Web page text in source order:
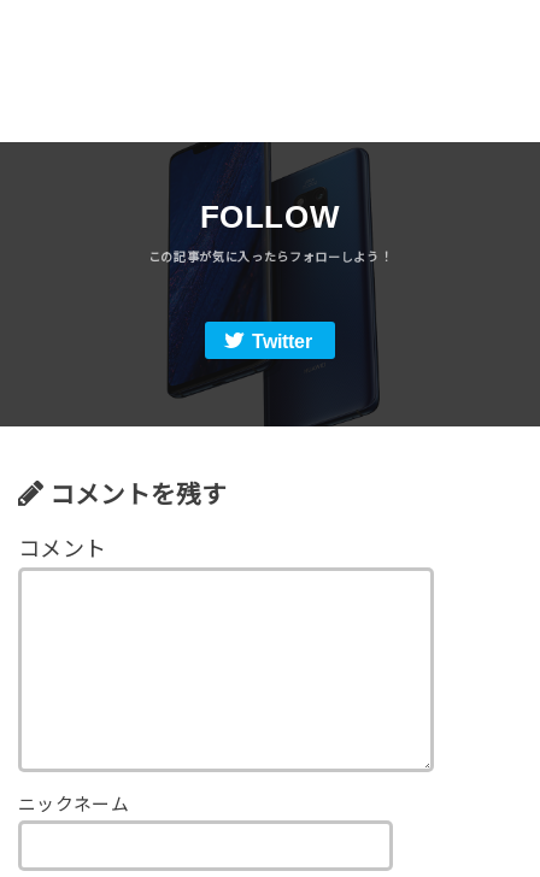
FOLLOW
Twitter
コメントを残す
ニックネーム